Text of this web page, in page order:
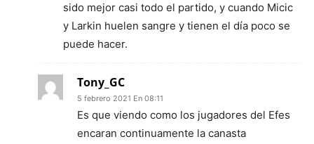
sido mejor casi todo el partido, y cuando Micic
y Larkin huelen sangre y tienen el día poco se
puede hacer.
Tony_GC
5 febrero 2021 En 08:11
Es que viendo como los jugadores del Efes
encaran continuamente la canasta